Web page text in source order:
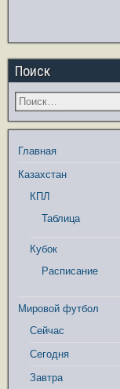
Поиск
Главная
Казахстан
КПЛ
Таблица
Кубок
Расписание
Мировой футбол
Сейчас
Сегодня
Завтра